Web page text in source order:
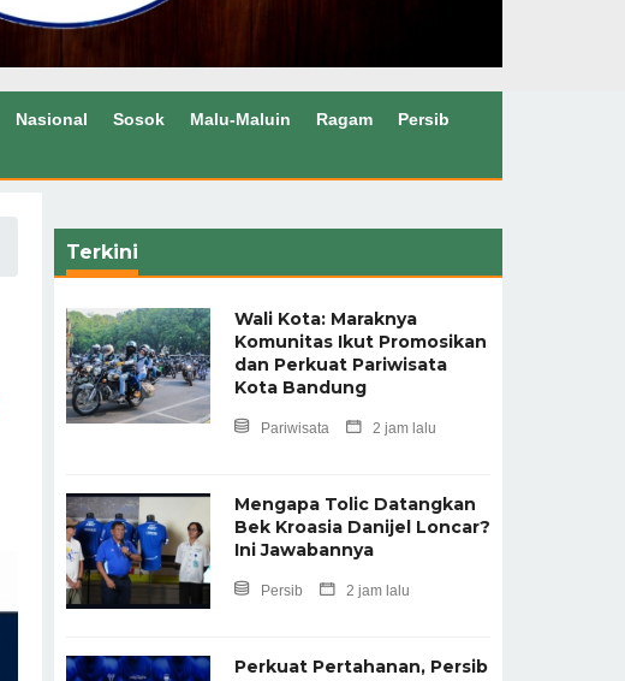
Nasional Sosok Malu-Maluin Ragam
Persib
Terkini
Wali Kota: Maraknya
Komunitas Ikut Promosikan
dan Perkuat Pariwisata
Kota Bandung
Pariwisata 2 jam lalu
Mengapa Tolic Datangkan
Bek Kroasia Danijel Loncar?
Ini Jawabannya
Persib 2 jam lalu
Perkuat Pertahanan, Persib